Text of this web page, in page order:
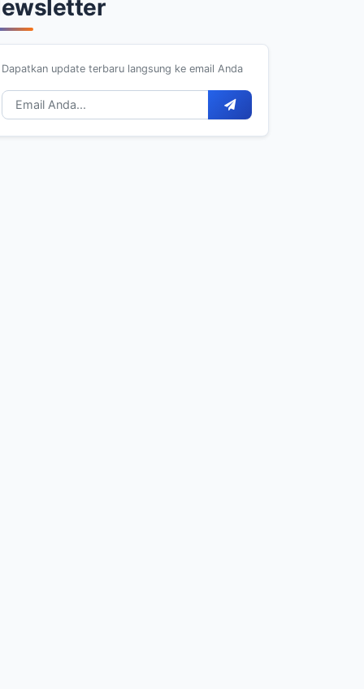
Desember
Desember
Dapatkan update terbaru langsung ke email Anda